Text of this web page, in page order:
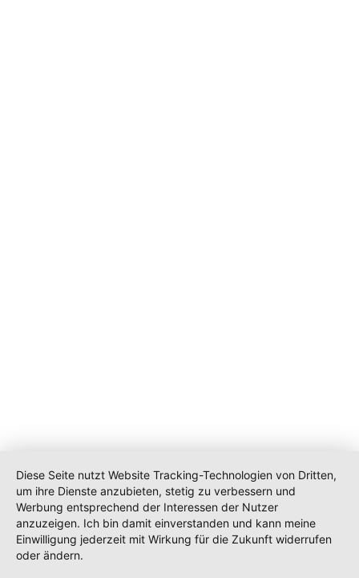
Diese Seite nutzt Website Tracking-Technologien von Dritten,
um ihre Dienste anzubieten, stetig zu verbessern und
Werbung entsprechend der Interessen der Nutzer
anzuzeigen. Ich bin damit einverstanden und kann meine
Einwilligung jederzeit mit Wirkung für die Zukunft widerrufen
oder ändern.